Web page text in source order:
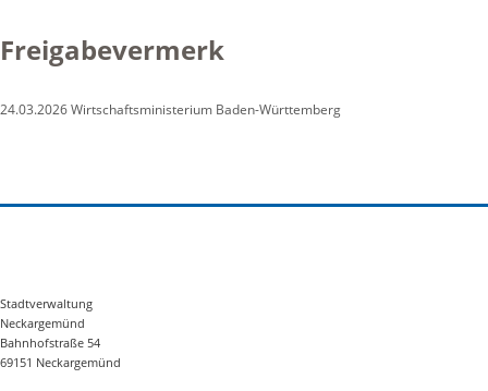
Freigabevermerk
24.03.2026 Wirtschaftsministerium Baden-Württemberg
Stadtverwaltung
Neckargemünd
Bahnhofstraße 54
69151 Neckargemünd